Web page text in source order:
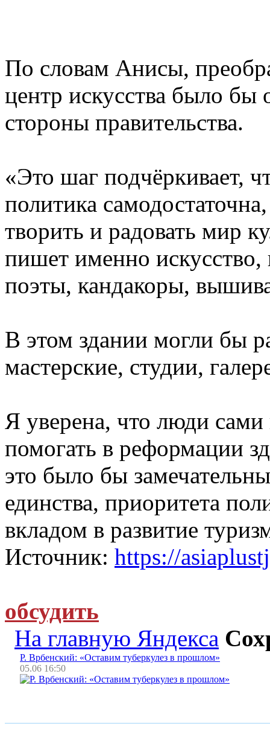
По словам Анисы,
центр искусства было
стороны правительства.
«Это шаг подчёркивает,
политика
творить и радовать мир
пишет именно
поэты, кандакоры,
В этом здании могли бы
мастерские, студии,
Я уверена, что люди
помогать в реформации
это было бы
единства, приоритета
вкладом в развитие
Источник: https://
обсудить
На главную Яндекса
Р. Врбенский: «Оставим туберкулез в прошлом»
05.06 16:50